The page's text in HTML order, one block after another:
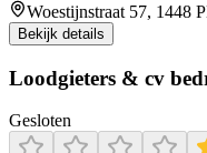
Woestijnstraat 57, 1448
Bekijk details
Loodgieters & cv
Gesloten